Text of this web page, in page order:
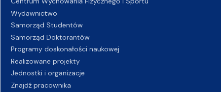
Wydawnictwo
Samorząd Studentów
Samorząd Doktorantów
Programy doskonałości naukowej
Realizowane projekty
Jednostki i organizacje
Znajdź pracownika